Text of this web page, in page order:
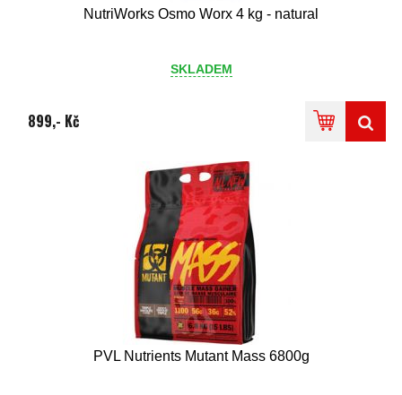
NutriWorks Osmo Worx 4 kg - natural
SKLADEM
899,- Kč
PVL Nutrients Mutant Mass 6800g